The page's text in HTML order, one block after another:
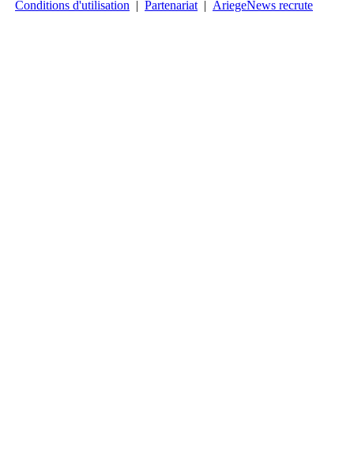
Conditions d'utilisation | Partenariat | AriegeNews recrute